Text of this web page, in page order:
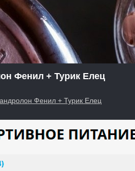
Фенил + Турик Елец
Фенил + Турик Елец